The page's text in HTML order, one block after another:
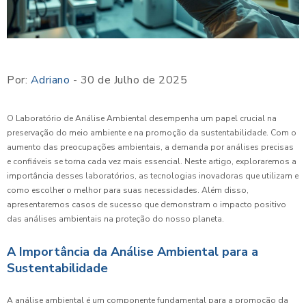
Por: Adriano - 30 de Julho de 2025
O Laboratório de Análise Ambiental desempenha um papel crucial na
preservação do meio ambiente e na promoção da sustentabilidade. Com o
aumento das preocupações ambientais, a demanda por análises precisas
e confiáveis se torna cada vez mais essencial. Neste artigo, exploraremos a
importância desses laboratórios, as tecnologias inovadoras que utilizam e
como escolher o melhor para suas necessidades. Além disso,
apresentaremos casos de sucesso que demonstram o impacto positivo
das análises ambientais na proteção do nosso planeta.
A Importância da Análise Ambiental para a
Sustentabilidade
A análise ambiental é um componente fundamental para a promoção da